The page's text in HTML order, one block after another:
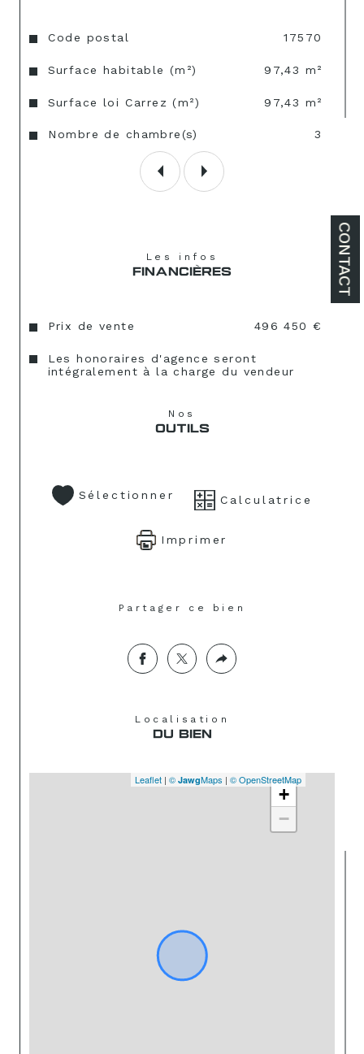
CONTACT
Caractéristiques Valeurs
Code postal 17570
Surface habitable (m²) 97,43 m²
Surface loi Carrez (m²) 97,43 m²
Nombre de chambre(s) 3
Les infos
FINANCIÈRES
Prix de vente 496 450 €
Les honoraires d'agence seront
intégralement à la charge du vendeur
Nos
OUTILS
Sélectionner Calculatrice
Imprimer
Partager ce bien
Localisation
DU BIEN
+
−
Leaflet | © JawgMaps | © OpenStreetMap